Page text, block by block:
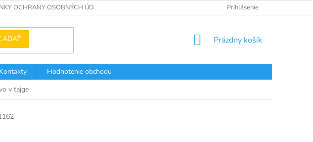
OCHRANY OSOBNÝCH ÚDAJOV Prihlásenie
NÁKUPNÝ
Prázdny košík
Kontakty
Hodnotenie obchodu
v tajge